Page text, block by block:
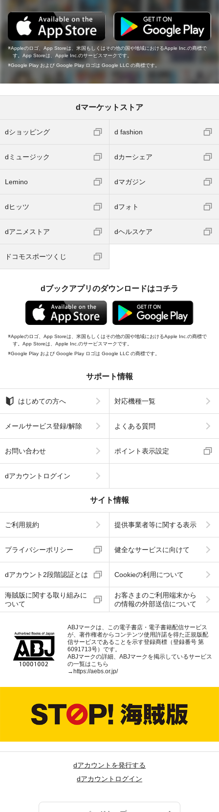
Appleのロゴ、App Storeは、米国もしくはその他の国や地域におけるApple Inc.の商標で
す。App Storeは、Apple Inc.のサービスマークです。
Google Play および Google Play ロゴは Google LLC の商標です。
dマーケットストア
dショッピング d fashion
dミュージック dカーシェア
Lemino dマガジン
dヒッツ dフォト
dアニメストア dヘルスケア
ドコモスポーツくじ
dブックアプリのダウンロードはコチラ
Appleのロゴ、App Storeは、米国もしくはその他の国や地域におけるApple Inc.の商標で
す。App Storeは、Apple Inc.のサービスマークです。
Google Play および Google Play ロゴは Google LLC の商標です。
サポート情報
はじめての方へ 対応機種一覧
メールサービス登録/解除 よくある質問
お問い合わせ ポイント表示設定
dアカウントログイン
サイト情報
ご利用規約 提供事業者等に関する表示
プライバシーポリシー 健全なサービスに向けて
dアカウント2段階認証とは Cookieの利用について
海賊版に関する取り組みに
ついて
お客さまのご利用端末から
の情報の外部送信について
ABJマークは、この電子書店・電子書籍配信サービス
が、著作権者からコンテンツ使用許諾を得た正規版配
信サービスであることを示す登録商標（登録番号 第
6091713号）です。
ABJマークの詳細、ABJマークを掲示しているサービス
の一覧はこちら
→https://aebs.or.jp/
dアカウントを発行する
dアカウントログイン